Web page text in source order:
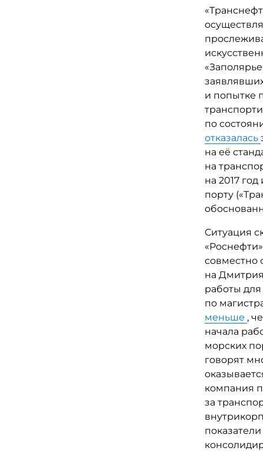
и попытке
по
отказалась
на её
на
на 2017
порту
Ситуация
совместно
на
работы
по
меньше ,
начала
морских
говорят
компания
за